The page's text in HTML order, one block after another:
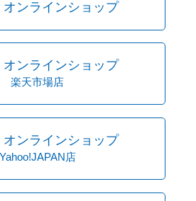
オンラインショップ
オンラインショップ
楽天市場店
オンラインショップ
Yahoo!JAPAN店